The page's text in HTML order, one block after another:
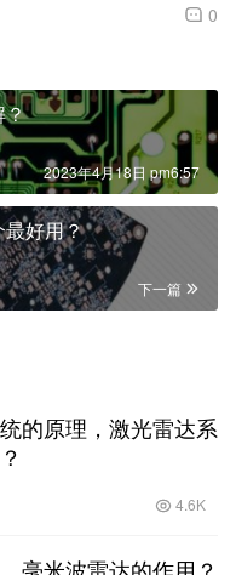
0
？
2023年4月18日 pm6:57
好用？
下一篇
的原理，激光雷达系
4.6K